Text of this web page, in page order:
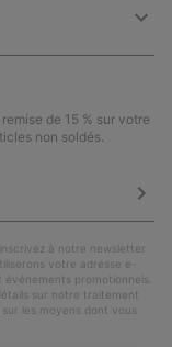
de 15 % sur votre
non soldés.
à notre newsletter
votre adresse e-
promotionnels.
sur notre traitement
les moyens dont vous